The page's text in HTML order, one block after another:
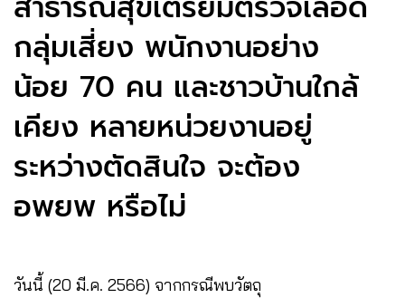
กลุ่มเสี่ยง พนักงานอย่าง
น้อย 70 คน และชาวบ้านใกล้
เคียง หลายหน่วยงานอยู่
ระหว่างตัดสินใจ จะต้อง
อพยพ หรือไม่
วันนี้ (20 มี.ค. 2566) จากกรณีพบวัตถุ